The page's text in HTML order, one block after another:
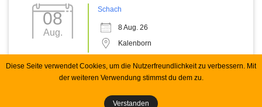
08
Aug.
Schach
8 Aug. 26
Kalenborn
Copyright 2026 Spvgg Kalenborn e.V. RHecker
Diese Seite verwendet Cookies, um die Nutzerfreundlichkeit zu verbessern. Mit
der weiteren Verwendung stimmst du dem zu.
Verstanden